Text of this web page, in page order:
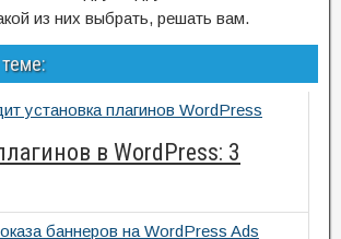
из них выбрать, решать вам.
в WordPress: 3